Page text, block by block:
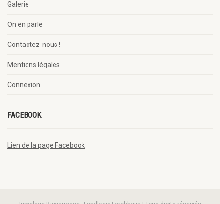
Galerie
On en parle
Contactez-nous !
Mentions légales
Connexion
FACEBOOK
Lien de la page Facebook